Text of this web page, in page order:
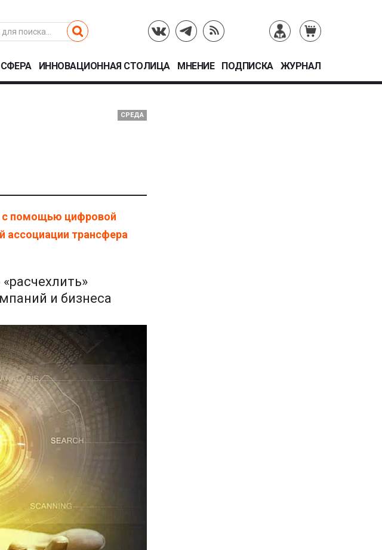
ИННОВАЦИОННАЯ СТОЛИЦА МНЕНИЕ ПОДПИСКА ЖУРНАЛ
СРЕДА
с помощью цифровой
ассоциации трансфера
и бизнеса